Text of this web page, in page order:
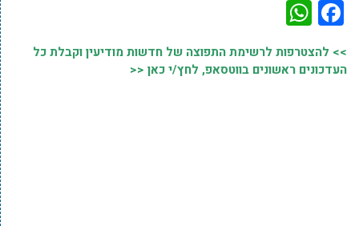
Facebook
>> להצטרפות לרשימת התפוצה של חדשות מודיעין וקבלת כל
העדכונים ראשונים בווטסאפ, לחץ/י כאן <<